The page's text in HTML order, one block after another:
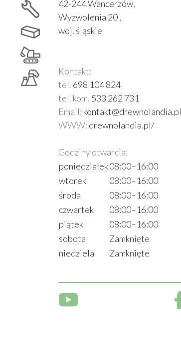
42-244 Wancerzów,
Wyzwolenia 20 ,
woj. śląskie
Kontakt:
tel. 698 104 824
tel. kom. 533 262 731
Email: kontakt@drewnolandia.pl
WWW: drewnolandia.pl/
Godziny otwarcia:
poniedziałek08:00–16:00
wtorek
08:00–16:00
środa
08:00–16:00
czwartek
08:00–16:00
piątek
08:00–16:00
sobota
Zamknięte
niedziela
Zamknięte